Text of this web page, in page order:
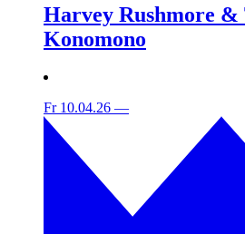
Harvey Rushmore &
Konomono
Fr 10.04.26 —